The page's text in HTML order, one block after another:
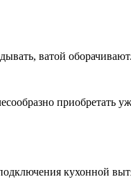
ватой оборачивают.
приобретать
кухонной